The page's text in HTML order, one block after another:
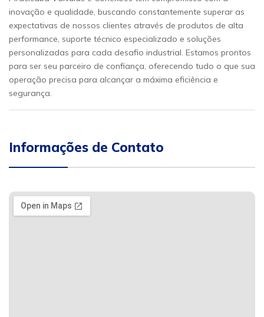
inovação e qualidade, buscando constantemente superar as
expectativas de nossos clientes através de produtos de alta
performance, suporte técnico especializado e soluções
personalizadas para cada desafio industrial. Estamos prontos
para ser seu parceiro de confiança, oferecendo tudo o que sua
operação precisa para alcançar a máxima eficiência e
segurança.
Informações de Contato